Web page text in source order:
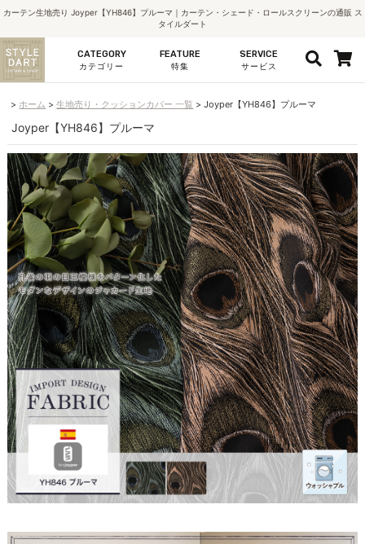
カーテン生地売り Joyper【YH846】プルーマ｜カーテン・シェード・ロールスクリーンの通販 ス
タイルダート
CATEGORY
カテゴリー
FEATURE
特集
SERVICE
サービス
ホーム 生地売り・クッションカバー 一覧 Joyper【YH846】プルーマ
Joyper【YH846】プルーマ